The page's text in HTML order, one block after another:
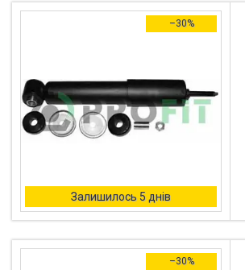
–30%
Залишилось 5 днів
–30%